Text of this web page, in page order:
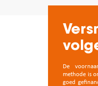
De
methode is
goed